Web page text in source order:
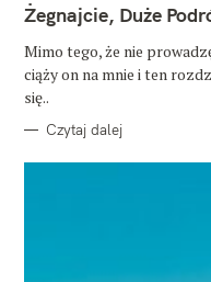
T
E
O
R
I
Żegnajcie, Duże
Mimo tego, że nie
ciąży on na mnie i ten
się..
Czytaj dalej